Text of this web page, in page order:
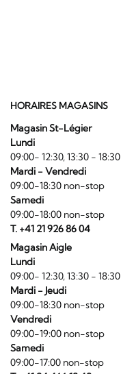
HORAIRES MAGASINS
Magasin St-Légier
Lundi
09:00- 12:30, 13:30 - 18:30
Mardi - Vendredi
09:00-18:30 non-stop
Samedi
09:00-18:00 non-stop
T. +41 21 926 86 04
Magasin Aigle
Lundi
09:00- 12:30, 13:30 - 18:30
Mardi - Jeudi
09:00-18:30 non-stop
Vendredi
09:00-19:00 non-stop
Samedi
09:00-17:00 non-stop